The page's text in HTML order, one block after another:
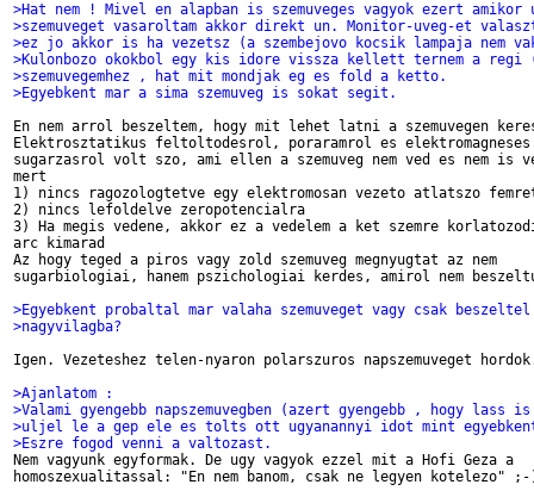
>Hat nem ! Mivel en alapban is szemuveges vagyok ezert amikor
>szemuveget vasaroltam akkor direkt un. Monitor-uveg-et
>ez jo akkor is ha vezetsz (a szembejovo kocsik lampaja nem
>Kulonbozo okokbol egy kis idore vissza kellett ternem a regi
>szemuvegemhez , hat mit mondjak eg es fold a ketto.
>Egyebkent mar a sima szemuveg is sokat segit.
En nem arrol beszeltem, hogy mit lehet latni a szemuvegen
Elektrosztatikus feltoltodesrol, poraramrol es elektromagneses
sugarzasrol volt szo, ami ellen a szemuveg nem ved es nem is
mert
1) nincs ragozologtetve egy elektromosan vezeto atlatszo
2) nincs lefoldelve zeropotencialra
3) Ha megis vedene, akkor ez a vedelem a ket szemre
arc kimarad
Az hogy teged a piros vagy zold szemuveg megnyugtat az nem
sugarbiologiai, hanem pszichologiai kerdes, amirol nem
>Egyebkent probaltal mar valaha szemuveget vagy csak
>nagyvilagba?
Igen. Vezeteshez telen-nyaron polarszuros napszemuveget
>Ajanlatom :
>Valami gyengebb napszemuvegben (azert gyengebb , hogy lass
>uljel le a gep ele es tolts ott ugyanannyi idot mint
>Eszre fogod venni a valtozast.
Nem vagyunk egyformak. De ugy vagyok ezzel mit a Hofi Geza a
homoszexualitassal: "En nem banom, csak ne legyen kotelezo"